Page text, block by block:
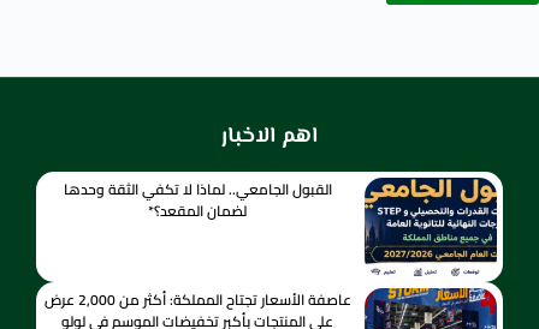
اهم الاخبار
القبول الجامعي.. لماذا لا تكفي الثقة وحدها
لضمان المقعد؟*
عاصفة الأسعار تجتاح المملكة: أكثر من 2,000 عرض
على المنتجات بأكبر تخفيضات الموسم في لولو